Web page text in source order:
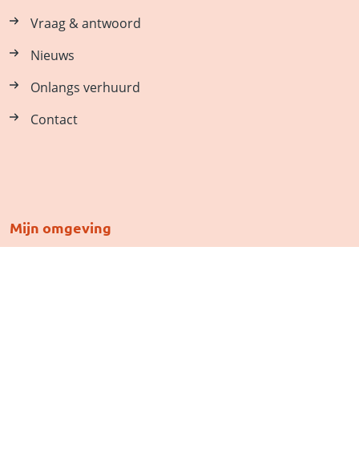
Vraag & antwoord
Nieuws
Onlangs verhuurd
Contact
Mijn omgeving